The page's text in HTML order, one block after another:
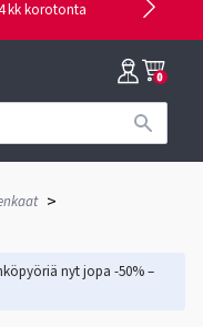
kk korotonta
0
>
nyt jopa -50% –